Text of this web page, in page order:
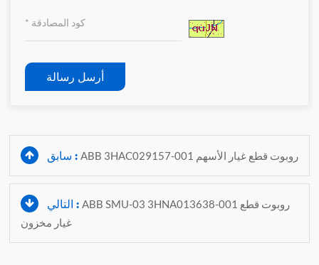
أرسل رسالة
سابق : ABB 3HAC029157-001 روبوت قطع غيار الأسهم
التالي :ABB SMU-03 3HNA013638-001 روبوت قطع
غيار مخزون